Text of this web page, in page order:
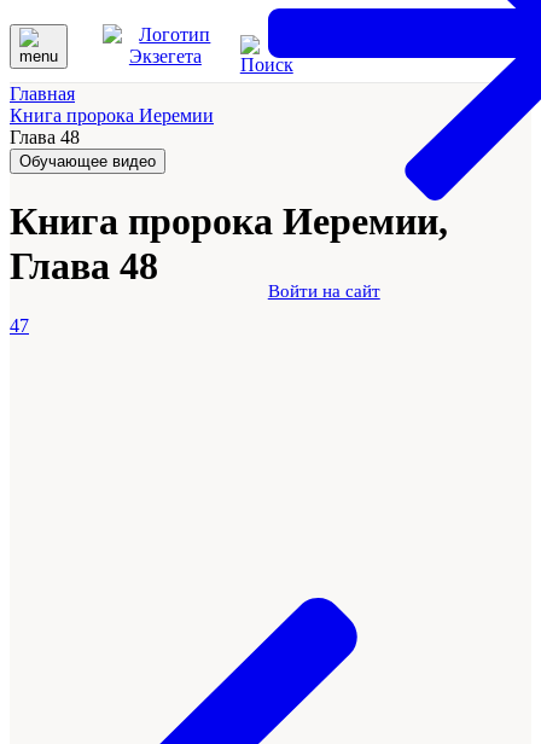
Войти на сайт
Главная
Книга пророка Иеремии
Глава 48
Обучающее видео
Книга пророка Иеремии,
Глава 48
47